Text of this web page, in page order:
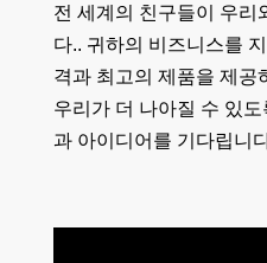
전 세계의 친구들이 우리
다.. 귀하의 비즈니스를
격과 최고의 제품을 제공
우리가 더 나아질 수 있
과 아이디어를 기다립니